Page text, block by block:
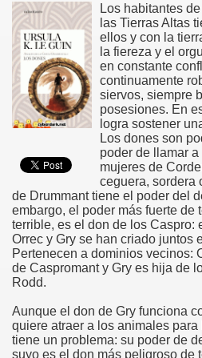
Los habitantes
las Tierras Altas
ellos y con la
la fiereza y el
en constante
continuamente
siervos, siempre
posesiones. En
logra sostener
Los dones son
poder de llamar
mujeres de
ceguera, sordera
de Drummant tiene el poder del
embargo, el poder más fuerte de
terrible, es el don de los Caspro:
Orrec y Gry se han criado juntos
Pertenecen a dominios vecinos:
de Caspromant y Gry es hija de
Rodd.
Aunque el don de Gry funciona
quiere atraer a los animales para
tiene un problema: su poder de
suyo es el don más peligroso de